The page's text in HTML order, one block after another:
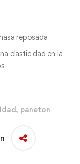
reposada
elasticidad en la
, paneton